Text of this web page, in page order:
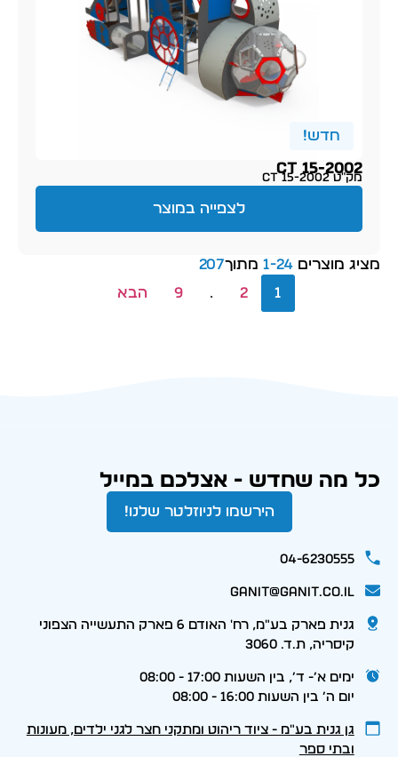
חדש!
CT 15-2002
מק״ט CT 15-2002
לצפייה במוצר
1
2
…
9 הבא
מציג מוצרים 1-24 מתוך207
כל מה שחדש - אצלכם במייל
הירשמו לניוזלטר שלנו!
04-6230555
ganit@ganit.co.il
גנית פארק בע"מ, רח' האודם 6 פארק התעשייה הצפוני
קיסריה, ת.ד. 3060
ימים א׳- ד׳, בין השעות 17:00 - 08:00
יום ה׳ בין השעות 16:00 - 08:00
גן גנית בע״מ - ציוד ריהוט ומתקני חצר לגני ילדים, מעונות
ובתי ספר